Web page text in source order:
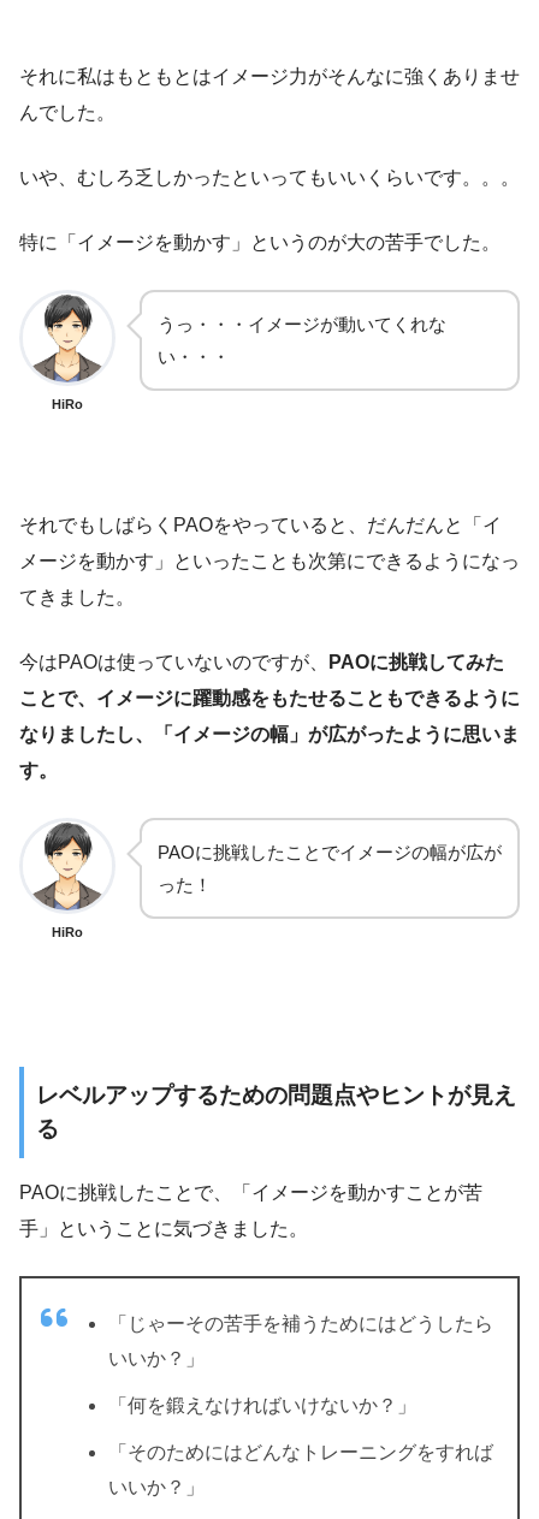
それに私はもともとはイメージ力がそんなに強くありませ
んでした。
いや、むしろ乏しかったといってもいいくらいです。。。
特に「イメージを動かす」というのが大の苦手でした。
HiRo
うっ・・・イメージが動いてくれな
い・・・
それでもしばらくPAOをやっていると、だんだんと「イ
メージを動かす」といったことも次第にできるようになっ
てきました。
今はPAOは使っていないのですが、
PAOに挑戦してみた
ことで、イメージに躍動感をもたせることもできるように
なりましたし、「イメージの幅」が広がったように思いま
す。
HiRo
PAOに挑戦したことでイメージの幅が広が
った！
レベルアップするための問題点やヒントが見え
る
PAOに挑戦したことで、「イメージを動かすことが苦
手」ということに気づきました。
「じゃーその苦手を補うためにはどうしたら
いいか？」
「何を鍛えなければいけないか？」
「そのためにはどんなトレーニングをすれば
いいか？」